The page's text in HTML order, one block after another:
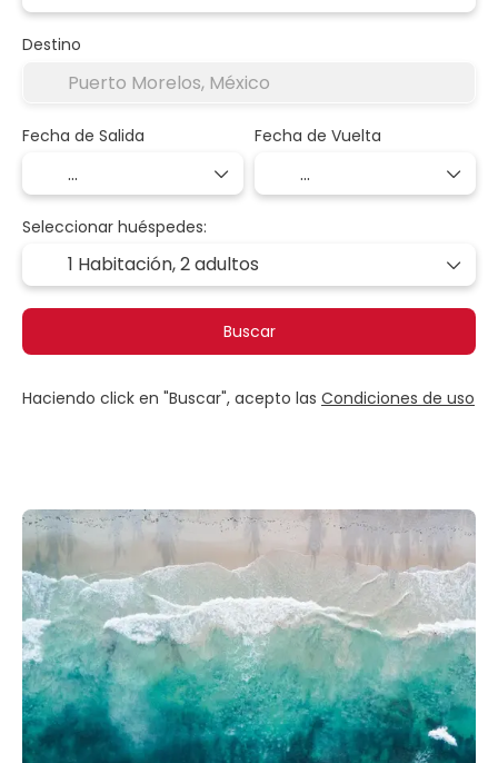
Destino
Fecha de Salida Fecha de Vuelta
Seleccionar huéspedes:
1 Habitación,2 adultos
Buscar
Haciendo click en "Buscar", acepto las Condiciones de uso